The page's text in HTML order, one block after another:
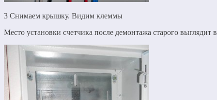
3 Снимаем крышку. Видим клеммы
Место установки счетчика после демонтажа старого выглядит